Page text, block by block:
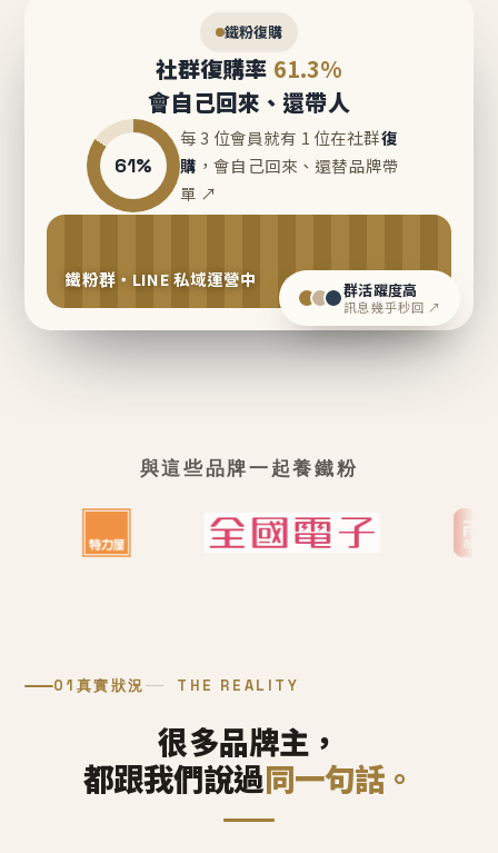
鐵粉復購
社群復購率 61.3%
會自己回來、還帶人
61%
每 3 位會員就有 1 位在社群復
購 ，會自己回來、還替品牌帶
單 ↗
鐵粉群・LINE 私域運營中 群活躍度高
訊息幾乎秒回 ↗
與這些品牌一起養鐵粉
01 真實狀況 THE REALITY
很多品牌主，
都跟我們說過同一句話。